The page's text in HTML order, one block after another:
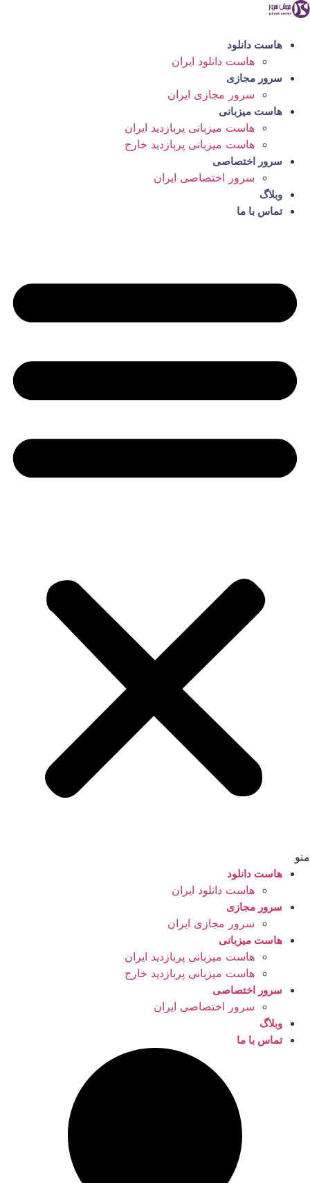
پرش
محتوا
هاست دانلود
هاست دانلود ایران
سرور مجازی
سرور مجازی ایران
هاست میزبانی
هاست میزبانی پربازدید ایران
هاست میزبانی پربازدید خارج
سرور اختصاصی
سرور اختصاصی ایران
وبلاگ
تماس با ما
منو
هاست دانلود
هاست دانلود ایران
سرور مجازی
سرور مجازی ایران
هاست میزبانی
هاست میزبانی پربازدید ایران
هاست میزبانی پربازدید خارج
سرور اختصاصی
سرور اختصاصی ایران
وبلاگ
تماس با ما